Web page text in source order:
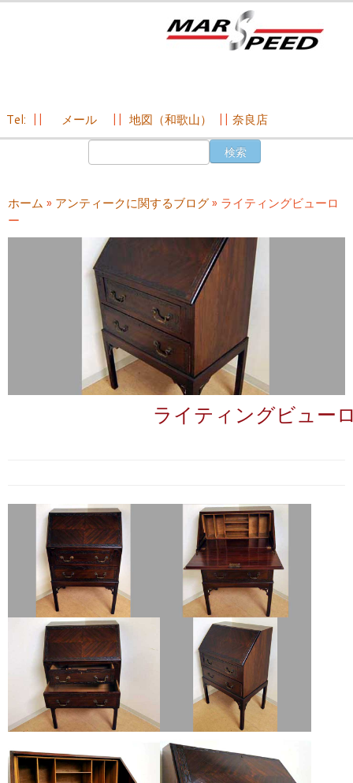
ン
ツ
へ
Tel: メール 地図（和歌山） 奈良店
ホーム » アンティークに関するブログ» ライティングビューロ
ー
ライティングビュー